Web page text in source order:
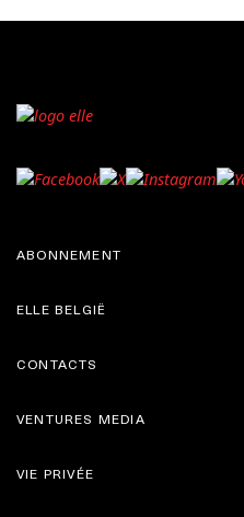
ABONNEMENT
ELLE BELGIË
CONTACTS
VENTURES MEDIA
VIE PRIVÉE